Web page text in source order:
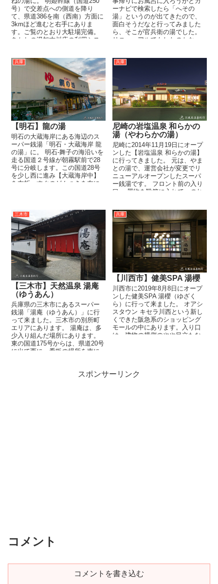
号）で交差点への側道を降り
て、県道386を南（西南）方面に
3kmほど進むと右手にありま
す。ご覧のとおり大駐場完備。
あかねの湯加古川店の利用シス
ーナビで検索したら「へその
湯」というのが出てきたので、
面白そうだなと行ってみました
ら、そこが官兵衛の湯でした。
リニューアルでもしたのかな。
兵庫
【明石】龍の湯
明石の大蔵海岸にある海辺のス
ーパー銭湯「明石・大蔵海岸 龍
の湯」に。 明石-舞子の海沿いを
走る国道２号線が朝霧駅前で28
号に分岐します。この国道28号
を少し西に進み【大蔵海岸中】
を左折、すぐのどんつきを左に
兵庫
尼崎の岩塩温泉 和らかの
湯（やわらかの湯）
尼崎に2014年11月19日にオープ
ンした【岩塩温泉 和らかの湯】
に行ってきました。 元は、やま
との湯で、運営会社が変更でリ
ニューアルオープンしたスーパ
ー銭湯です。 フロント前の入り
口。 履物を靴箱に入れて、のれ
三木市
【三木市】天然温泉 湯庵
（ゆうあん）
兵庫県の三木市にあるスーパー
銭湯「湯庵（ゆうあん）」に行
って来ました。三木市の別所町
エリアにあります。 湯庵は、多
少入り組んだ場所にあります。
東の国道175号からは、県道20号
に出て西に。看板の場所を南に
兵庫
【川西市】健美SPA 湯櫻
川西市に2019年8月8日にオープ
ンした健美SPA 湯櫻（ゆざく
ら）に行って来ました。 オアシ
スタウン キセラ川西という新し
くできた阪急系のショッピング
モールの中にあります。入り口
は、建物の横側のやや目立たな
スポンサーリンク
コメント
コメントを書き込む